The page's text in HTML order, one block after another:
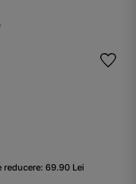
reducere: 69.90 Lei